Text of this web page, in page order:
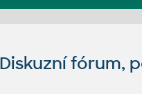
fórum,